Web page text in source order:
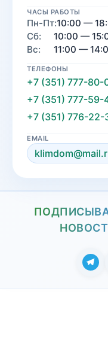
ЧАСЫ РАБОТЫ
Пн-Пт:10:00 —
Сб:
10:00 —
Вс:
11:00 —
ТЕЛЕФОНЫ
+7 (351) 777-80-
+7 (351) 777-59-
+7 (351) 776-22-
EMAIL